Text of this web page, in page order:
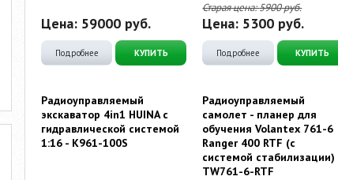
Цена: 59000 руб.
Подробнее КУПИТЬ
Старая цена:5900руб.
Цена: 5300 руб.
Подробнее КУПИТЬ
Радиоуправляемый
экскаватор 4in1 HUINA с
гидравлической системой
1:16 - K961-100S
Радиоуправляемый
самолет - планер для
обучения Volantex 761-6
Ranger 400 RTF (с
системой стабилизации)
TW761-6-RTF